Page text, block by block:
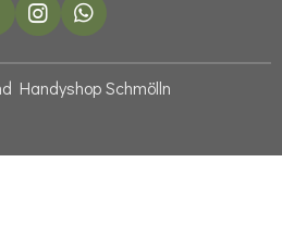
I
n
s
t
W
h
a
t
Handyshop Schmölln